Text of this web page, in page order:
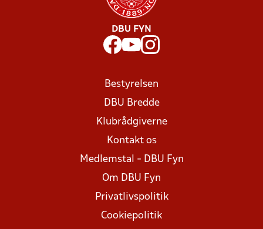
DBU FYN
Bestyrelsen
DBU Bredde
Klubrådgiverne
Kontakt os
Medlemstal - DBU Fyn
Om DBU Fyn
Privatlivspolitik
Cookiepolitik